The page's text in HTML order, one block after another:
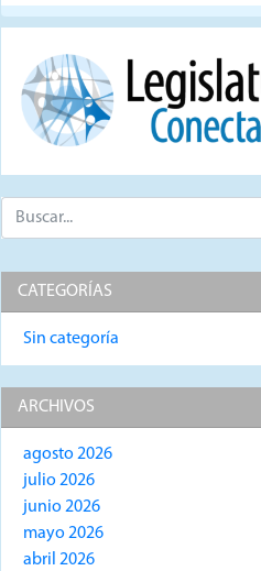
CATEGORÍAS
Sin categoría
ARCHIVOS
agosto 2026
julio 2026
junio 2026
mayo 2026
abril 2026